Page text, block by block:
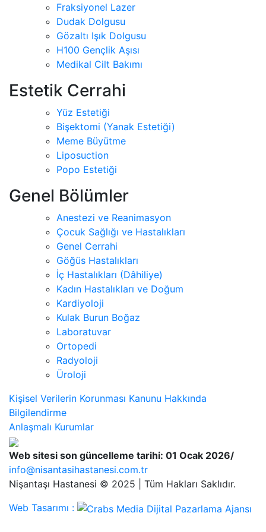
Fraksiyonel Lazer
Dudak Dolgusu
Gözaltı Işık Dolgusu
H100 Gençlik Aşısı
Medikal Cilt Bakımı
Estetik Cerrahi
Yüz Estetiği
Bişektomi (Yanak Estetiği)
Meme Büyütme
Liposuction
Popo Estetiği
Genel Bölümler
Anestezi ve Reanimasyon
Çocuk Sağlığı ve Hastalıkları
Genel Cerrahi
Göğüs Hastalıkları
İç Hastalıkları (Dâhiliye)
Kadın Hastalıkları ve Doğum
Kardiyoloji
Kulak Burun Boğaz
Laboratuvar
Ortopedi
Radyoloji
Üroloji
Kişisel Verilerin Korunması Kanunu Hakkında
Bilgilendirme
Anlaşmalı Kurumlar
Web sitesi son güncelleme tarihi: 01 Ocak 2026/
info@nisantasihastanesi.com.tr
Nişantaşı Hastanesi © 2025 | Tüm Hakları Saklıdır.
Web Tasarımı :